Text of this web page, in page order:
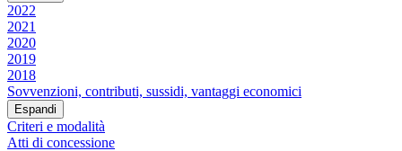
2022
2021
2020
2019
2018
Sovvenzioni, contributi, sussidi, vantaggi economici
Espandi
Criteri e modalità
Atti di concessione